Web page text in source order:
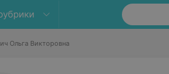
Ольга Викторовна